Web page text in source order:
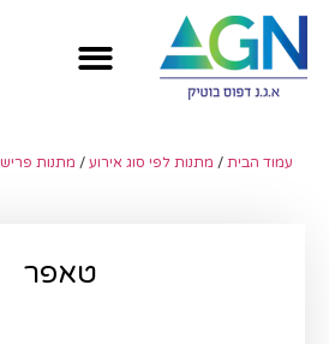
עמוד הבית / מתנות לפי סוג אירוע / מתנות
טאפר